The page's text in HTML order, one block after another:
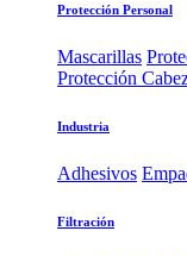
Protección Personal
Mascarillas
Protección
Industria
Adhesivos
Filtración